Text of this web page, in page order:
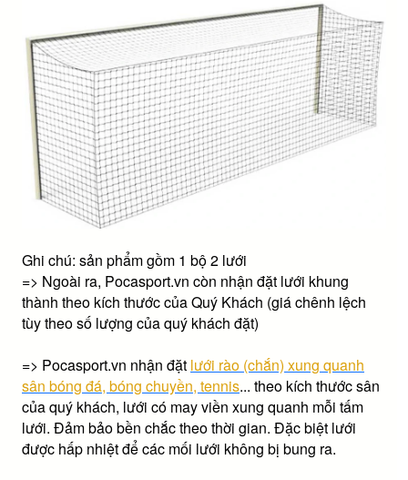
Ghi chú: sản phẩm gồm 1 bộ 2 lưới
=> Ngoài ra, Pocasport.vn còn nhận đặt lưới khung
thành theo kích thước của Quý Khách (giá chênh lệch
tùy theo số lượng của quý khách đặt)
=> Pocasport.vn nhận đặt lưới rào (chắn) xung quanh
sân bóng đá, bóng chuyền, tennis... theo kích thước sân
của quý khách, lưới có may viền xung quanh mỗi tấm
lưới. Đảm bảo bền chắc theo thời gian. Đặc biệt lưới
được hấp nhiệt để các mối lưới không bị bung ra.